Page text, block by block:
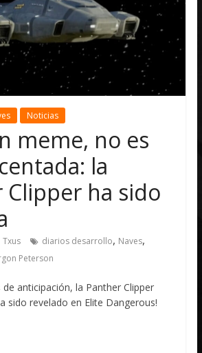
Noticias
meme, no es
la
Clipper ha sido
Txus diarios desarrollo, Naves,
Peterson
de anticipación, la Panther Clipper
sido revelado en Elite Dangerous!